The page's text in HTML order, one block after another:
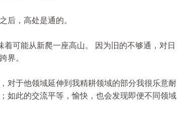
后，高处是通的。
可能从新爬一座高山。 因为旧的不够通，对日
界。
于他领域延伸到我精耕领域的部分我很乐意耐
如此的交流平等，愉快，也会发现即便不同领域